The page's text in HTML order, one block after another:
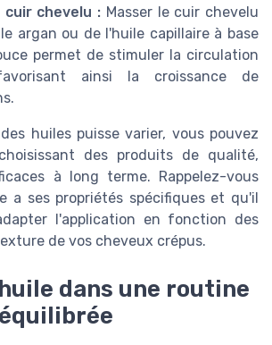
cuir chevelu : Masser le cuir chevelu
argan ou de l'huile capillaire à base
permet de stimuler la circulation
ainsi la croissance de
huiles puisse varier, vous pouvez
des produits de qualité,
à long terme. Rappelez-vous
a ses propriétés spécifiques et qu'il
l'application en fonction des
de vos cheveux crépus.
dans une routine